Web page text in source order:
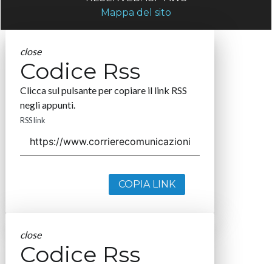
Mappa del sito
close
Codice Rss
Clicca sul pulsante per copiare il link RSS
negli appunti.
RSS link
COPIA LINK
close
Codice Rss